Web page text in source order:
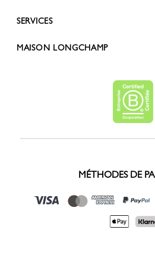
SERVICES
MAISON LONGCHAMP
MÉTHODES DE